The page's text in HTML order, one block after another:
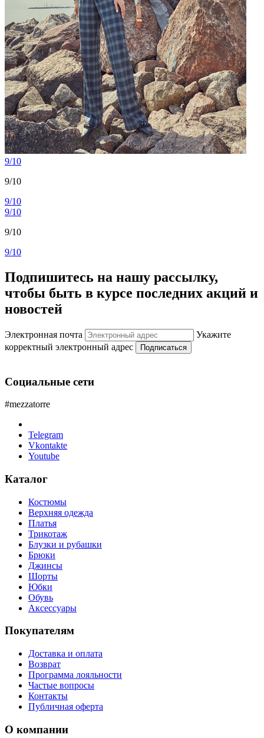
9/10
9/10
9/10
9/10
9/10
9/10
Подпишитесь на нашу рассылку,
чтобы быть в курсе последних акций и
новостей
Электронная почта
Укажите
корректный электронный адрес
Подписаться
Социальные сети
#mezzatorre
Telegram
Vkontakte
Youtube
Каталог
Костюмы
Верхняя одежда
Платья
Трикотаж
Блузки и рубашки
Брюки
Джинсы
Шорты
Юбки
Обувь
Аксессуары
Покупателям
Доставка и оплата
Возврат
Программа лояльности
Частые вопросы
Контакты
Публичная оферта
О компании